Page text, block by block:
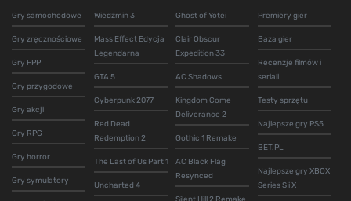
Gry samochodowe
Gry zręcznościowe
Gry FPP
Gry przygodowe
Gry akcji
Gry RPG
Gry horror
Gry symulatory
Wiedźmin 3
Mass Effect Edycja
Legendarna
GTA 5
Cyberpunk 2077
Red Dead
Redemption 2
The Last of Us Part 1
Uncharted 4
Ghost of Yotei
Clair Obscur
Expedition 33
AC Shadows
Kingdom Come
Deliverance 2
Gothic 1 Remake
AC Black Flag
Resynced
Premiery gier
Baza gier
Recenzje filmów i
seriali
Testy sprzętu
Najlepsze gry PS5
BET.PL
Najlepsze gry XBOX
Series S i X